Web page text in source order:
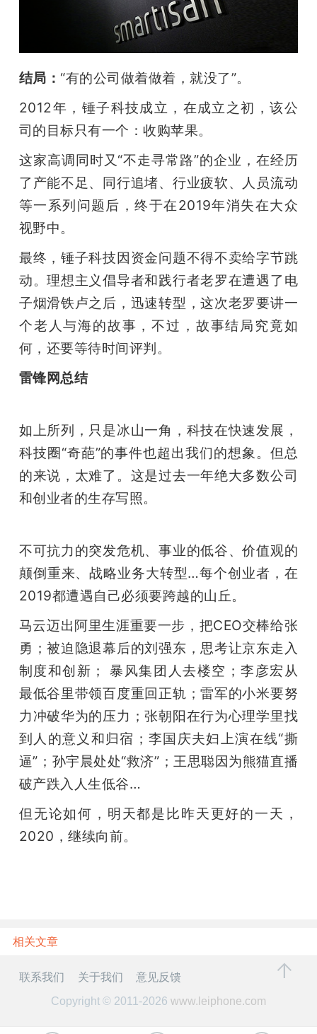
结局： “有的公司做着做着，就没了”。
2012年，锤子科技成立，在成立之初，该公
司的目标只有一个：收购苹果。
这家高调同时又“不走寻常路”的企业，在经历
了产能不足、同行追堵、行业疲软、人员流动
等一系列问题后，终于在2019年消失在大众
视野中。
最终，锤子科技因资金问题不得不卖给字节跳
动。理想主义倡导者和践行者老罗在遭遇了电
子烟滑铁卢之后，迅速转型，这次老罗要讲一
个老人与海的故事，不过，故事结局究竟如
何，还要等待时间评判。
雷锋网总结
如上所列，只是冰山一角，科技在快速发展，
科技圈“奇葩”的事件也超出我们的想象。但总
的来说，太难了。这是过去一年绝大多数公司
和创业者的生存写照。
不可抗力的突发危机、事业的低谷、价值观的
颠倒重来、战略业务大转型…每个创业者，在
2019都遭遇自己必须要跨越的山丘。
马云迈出阿里生涯重要一步，把CEO交棒给张
勇；被迫隐退幕后的刘强东，思考让京东走入
制度和创新； 暴风集团人去楼空；李彦宏从
最低谷里带领百度重回正轨；雷军的小米要努
力冲破华为的压力；张朝阳在行为心理学里找
到人的意义和归宿；李国庆夫妇上演在线“撕
逼”；孙宇晨处处“救济”；王思聪因为熊猫直播
破产跌入人生低谷…
但无论如何，明天都是比昨天更好的一天，
2020，继续向前。
相关文章
联系我们 关于我们
意见反馈
Copyright © 2011-2026 www.leiphone.com